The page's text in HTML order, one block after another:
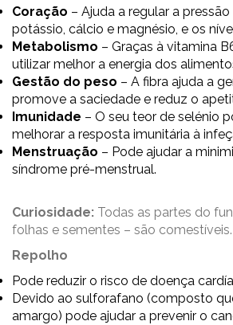
Coração – Ajuda a regular a
potássio, cálcio e magnésio, e os
Metabolismo – Graças à vitamina
utilizar melhor a energia dos
Gestão do peso – A fibra ajuda a
promove a saciedade e reduz o
Imunidade – O seu teor de selénio
melhorar a resposta imunitária à
Menstruação – Pode ajudar a
síndrome pré-menstrual.
Curiosidade: Todas as partes do
folhas e sementes – são comestíveis.
Repolho
Pode reduzir o risco de doença
Devido ao sulforafano (composto
amargo) pode ajudar a prevenir o